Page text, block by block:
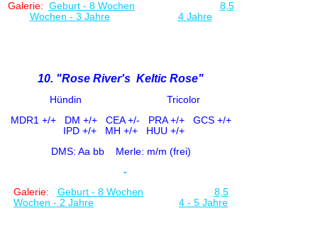
Galerie: Geburt - 8 Wochen
8,5
Wochen - 3 Jahre
4 Jahre
10. "Rose River's Keltic Rose"
Hündin Tricolor
MDR1 +/+
DM +/+ CEA +/-
PRA +/+ GCS +/+
IPD +/+MH +/+ HUU +/+
DMS: Aa bbMerle: m/m (frei)
-
Galerie: Geburt - 8 Wochen
8,5
Wochen - 2 Jahre
4 - 5 Jahre